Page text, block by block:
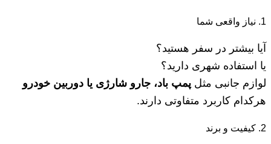
1. نیاز واقعی شما
آیا بیشتر در سفر هستید؟
یا استفاده شهری دارید؟
لوازم جانبی مثل پمپ باد، جارو شارژی یا دوربین خودرو
هرکدام کاربرد متفاوتی دارند.
2. کیفیت و برند